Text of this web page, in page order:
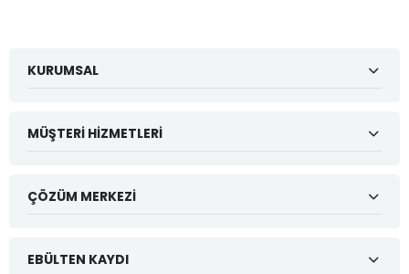
KURUMSAL
MÜŞTERI HIZMETLERI
ÇÖZÜM MERKEZI
EBÜLTEN KAYDI